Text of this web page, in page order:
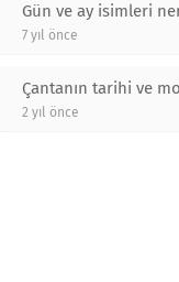
Gün ve ay isimleri
7 yıl önce
Çantanın tarihi ve
2 yıl önce